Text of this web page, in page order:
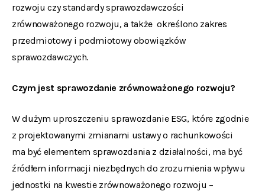
rozwoju czy standardy sprawozdawczości
zrównoważonego rozwoju, a także określono zakres
przedmiotowy i podmiotowy obowiązków
sprawozdawczych.
Czym jest sprawozdanie zrównoważonego rozwoju?
W dużym uproszczeniu sprawozdanie ESG, które zgodnie
z projektowanymi zmianami ustawy o rachunkowości
ma być elementem sprawozdania z działalności, ma być
źródłem informacji niezbędnych do zrozumienia wpływu
jednostki na kwestie zrównoważonego rozwoju –